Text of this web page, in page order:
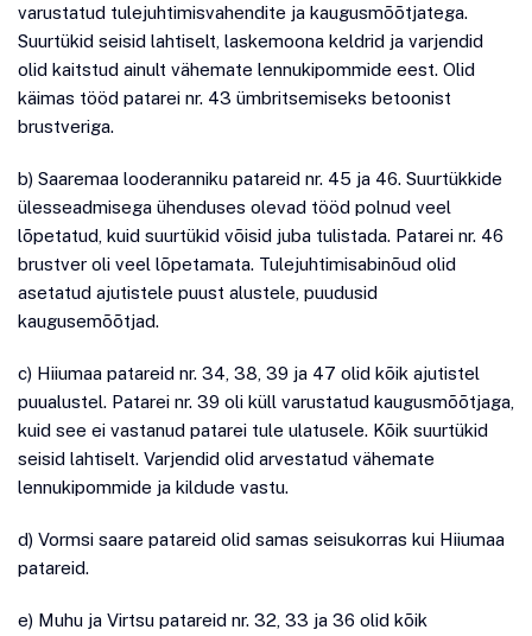
varustatud tulejuhtimisvahendite ja kaugusmõõtjatega.
Suurtükid seisid lahtiselt, laskemoona keldrid ja varjendid
olid kaitstud ainult vähemate lennukipommide eest. Olid
käimas tööd patarei nr. 43 ümbritsemiseks betoonist
brustveriga.
b) Saaremaa looderanniku patareid nr. 45 ja 46. Suurtükkide
ülesseadmisega ühenduses olevad tööd polnud veel
lõpetatud, kuid suurtükid võisid juba tulistada. Patarei nr. 46
brustver oli veel lõpetamata. Tulejuhtimisabinõud olid
asetatud ajutistele puust alustele, puudusid
kaugusemõõtjad.
c) Hiiumaa patareid nr. 34, 38, 39 ja 47 olid kõik ajutistel
puualustel. Patarei nr. 39 oli küll varustatud kaugusmõõtjaga,
kuid see ei vastanud patarei tule ulatusele. Kõik suurtükid
seisid lahtiselt. Varjendid olid arvestatud vähemate
lennukipommide ja kildude vastu.
d) Vormsi saare patareid olid samas seisukorras kui Hiiumaa
patareid.
e) Muhu ja Virtsu patareid nr. 32, 33 ja 36 olid kõik